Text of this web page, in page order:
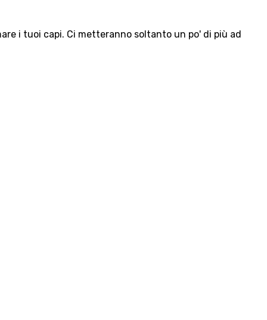
i tuoi capi. Ci metteranno soltanto un po' di più ad